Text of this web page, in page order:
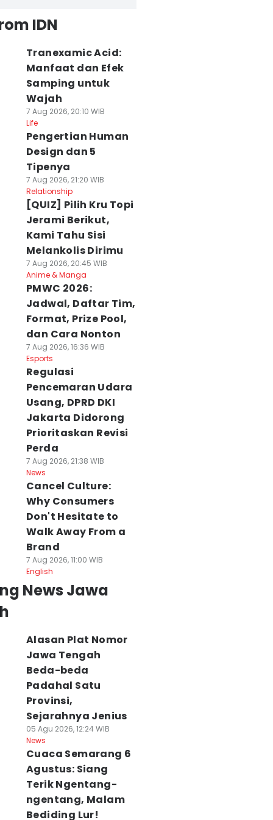
IDN
Tranexamic Acid:
Manfaat dan Efek
Samping untuk
Wajah
7 Aug 2026, 20:10 WIB
Life
Pengertian Human
Design dan 5
Tipenya
7 Aug 2026, 21:20 WIB
Relationship
[QUIZ] Pilih Kru Topi
Jerami Berikut,
Kami Tahu Sisi
Melankolis Dirimu
7 Aug 2026, 20:45 WIB
Anime & Manga
PMWC 2026:
Jadwal, Daftar Tim,
Format, Prize Pool,
dan Cara Nonton
7 Aug 2026, 16:36 WIB
Esports
Regulasi
Pencemaran Udara
Usang, DPRD DKI
Jakarta Didorong
Prioritaskan Revisi
Perda
7 Aug 2026, 21:38 WIB
News
Cancel Culture:
Why Consumers
Don't Hesitate to
Walk Away From a
Brand
7 Aug 2026, 11:00 WIB
English
News Jawa
Alasan Plat Nomor
Jawa Tengah
Beda-beda
Padahal Satu
Provinsi,
Sejarahnya Jenius
05 Agu 2026, 12:24 WIB
News
Cuaca Semarang 6
Agustus: Siang
Terik Ngentang-
ngentang, Malam
Bediding Lur!